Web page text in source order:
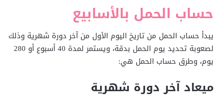
حساب الحمل بالأسابيع
يبدأ حساب الحمل من تاريخ اليوم الأول من آخر دورة شهرية وذلك
لصعوبة تحديد يوم الحمل بدقة، ويستمر لمدة 40 أسبوع أو 280
يوم، وطرق حساب الحمل هي:
ميعاد آخر دورة شهرية